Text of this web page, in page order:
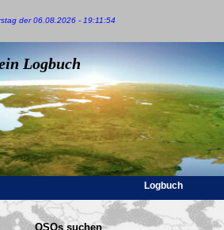
der 06.08.2026 - 19:11:54
Logbuch
Logbuch
QSOs suchen